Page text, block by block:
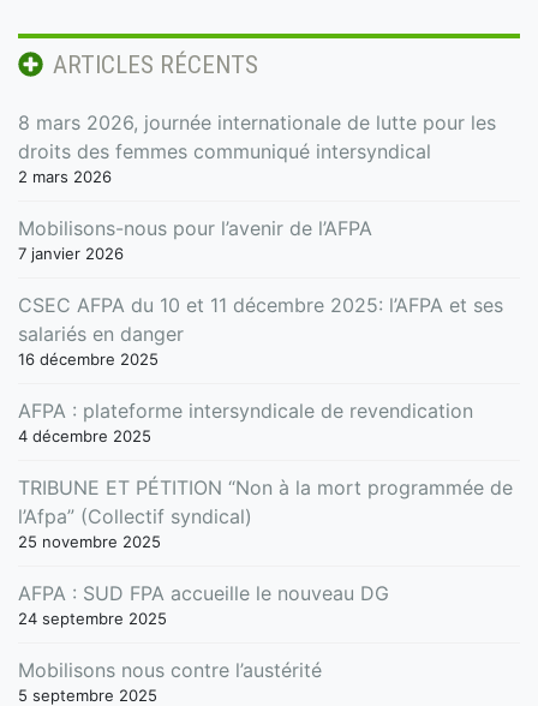
ARTICLES RÉCENTS
8 mars 2026, journée internationale de lutte pour les
droits des femmes communiqué intersyndical
2 mars 2026
Mobilisons-nous pour l’avenir de l’AFPA
7 janvier 2026
CSEC AFPA du 10 et 11 décembre 2025: l’AFPA et ses
salariés en danger
16 décembre 2025
AFPA : plateforme intersyndicale de revendication
4 décembre 2025
TRIBUNE ET PÉTITION “Non à la mort programmée de
l’Afpa” (Collectif syndical)
25 novembre 2025
AFPA : SUD FPA accueille le nouveau DG
24 septembre 2025
Mobilisons nous contre l’austérité
5 septembre 2025